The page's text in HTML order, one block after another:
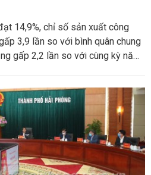
14,9%, chỉ số sản xuất công
3,9 lần so với bình quân chung
gấp 2,2 lần so với cùng kỳ năm
tư toàn xã hội… đều tăng trưởng;
quả đó cho thấy sức bật mạnh
cảnh đại dịch COVID-19 hoành